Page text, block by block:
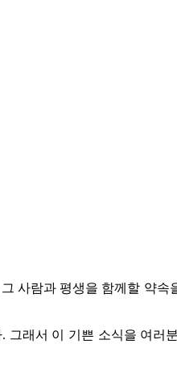
사람과 평생을 함께할 약
래서 이 기쁜 소식을 여러